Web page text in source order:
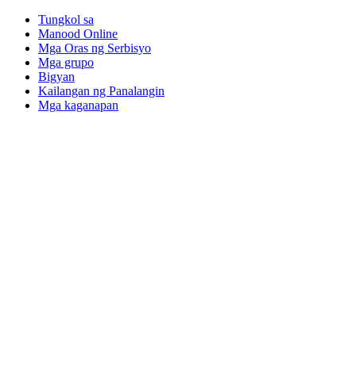
Tungkol sa
Manood Online
Mga Oras ng Serbisyo
Mga grupo
Bigyan
Kailangan ng Panalangin
Mga kaganapan